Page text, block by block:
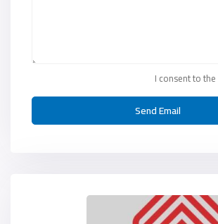
I consent to the